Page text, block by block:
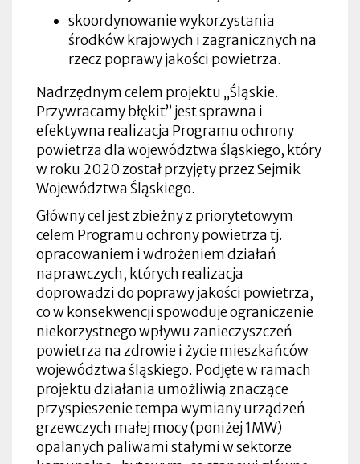
skoordynowanie wykorzystania
środków krajowych i zagranicznych na
rzecz poprawy jakości powietrza.
Nadrzędnym celem projektu „Śląskie.
Przywracamy błękit” jest sprawna i
efektywna realizacja Programu ochrony
powietrza dla województwa śląskiego, który
w roku 2020 został przyjęty przez Sejmik
Województwa Śląskiego.
Główny cel jest zbieżny z priorytetowym
celem Programu ochrony powietrza tj.
opracowaniem i wdrożeniem działań
naprawczych, których realizacja
doprowadzi do poprawy jakości powietrza,
co w konsekwencji spowoduje ograniczenie
niekorzystnego wpływu zanieczyszczeń
powietrza na zdrowie i życie mieszkańców
województwa śląskiego. Podjęte w ramach
projektu działania umożliwią znaczące
przyspieszenie tempa wymiany urządzeń
grzewczych małej mocy (poniżej 1MW)
opalanych paliwami stałymi w sektorze